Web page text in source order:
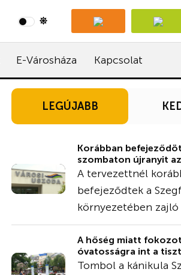
E-Városháza Kapcsolat
LEGÚJABB
Korábban
szombaton újranyit az
A tervezettnél
befejeződtek a
környezetében zajló
A hőség miatt
óvatosságra int a
Tombol a kánikula